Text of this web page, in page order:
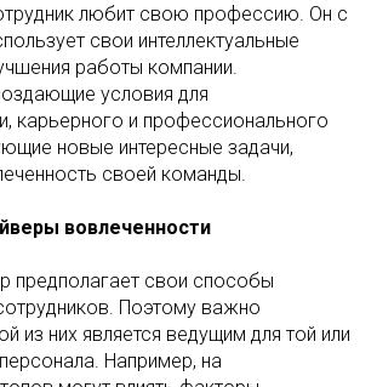
любит свою профессию. Он с
свои интеллектуальные
работы компании.
условия для
карьерного и профессионального
новые интересные задачи,
своей команды.
вовлеченности
предполагает свои способы
Поэтому важно
из них является ведущим для той или
Например, на